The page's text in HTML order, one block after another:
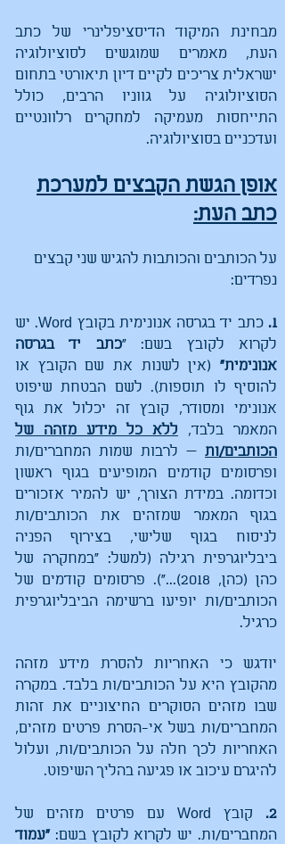
מבחינת המיקוד הדיסציפלינרי של כתב
העת, מאמרים שמוגשים לסוציולוגיה
ישראלית צריכים לקיים דיון תיאורטי בתחום
הסוציולוגיה על גווניו הרבים, כולל
התייחסות מעמיקה למחקרים רלוונטיים
ועדכניים בסוציולוגיה.
אופן הגשת הקבצים למערכת
כתב העת:
על הכותבים והכותבות להגיש שני קבצים
נפרדים:
1.
כתב יד בגרסה אנונימית בקובץ Word. יש
לקרוא לקובץ בשם: "כתב יד בגרסה
אנונימית" (אין לשנות את שם הקובץ או
להוסיף לו תוספות). לשם הבטחת שיפוט
אנונימי ומסודר, קובץ זה יכלול את גוף
המאמר בלבד, ללא כל מידע מזהה של
הכותבים/ות — לרבות שמות המחברים/ות
ופרסומים קודמים המופיעים בגוף ראשון
וכדומה. במידת הצורך, יש להמיר אזכורים
בגוף המאמר שמזהים את הכותבים/ות
לניסוח בגוף שלישי, בצירוף הפניה
ביבליוגרפית רגילה (למשל: "במחקרה של
כהן (כהן, 2018)...").​ פרסומים קודמים של
הכותבים/ות יופיעו ברשימה הביבליוגרפית
כרגיל.
​יודגש כי האחריות להסרת מידע מזהה
מהקובץ היא על הכותבים/ות בלבד. במקרה
שבו מזהים הסוקרים החיצוניים את זהות
המחברים/ות בשל אי-הסרת פרטים מזהים,
האחריות לכך חלה על הכותבים/ות, ועלול
להיגרם עיכוב או פגיעה בהליך השיפוט.
2.
קובץ Word עם פרטים מזהים של
המחברים/ות. יש לקרוא לקובץ בשם: "עמוד